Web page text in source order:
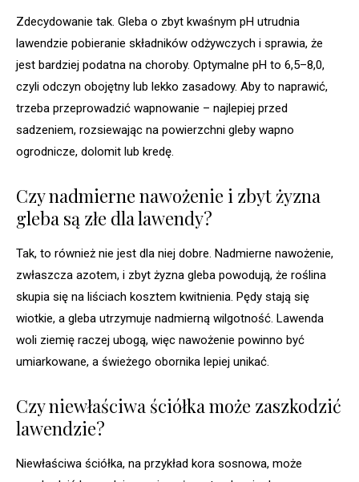
Zdecydowanie tak. Gleba o zbyt kwaśnym pH utrudnia
lawendzie pobieranie składników odżywczych i sprawia, że
jest bardziej podatna na choroby. Optymalne pH to 6,5–8,0,
czyli odczyn obojętny lub lekko zasadowy. Aby to naprawić,
trzeba przeprowadzić wapnowanie – najlepiej przed
sadzeniem, rozsiewając na powierzchni gleby wapno
ogrodnicze, dolomit lub kredę.
Czy nadmierne nawożenie i zbyt żyzna
gleba są złe dla lawendy?
Tak, to również nie jest dla niej dobre. Nadmierne nawożenie,
zwłaszcza azotem, i zbyt żyzna gleba powodują, że roślina
skupia się na liściach kosztem kwitnienia. Pędy stają się
wiotkie, a gleba utrzymuje nadmierną wilgotność. Lawenda
woli ziemię raczej ubogą, więc nawożenie powinno być
umiarkowane, a świeżego obornika lepiej unikać.
Czy niewłaściwa ściółka może zaszkodzić
lawendzie?
Niewłaściwa ściółka, na przykład kora sosnowa, może